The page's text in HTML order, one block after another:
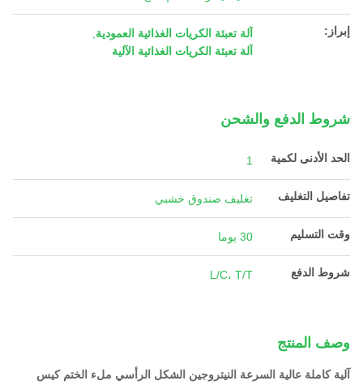
إبراز: آلة تعبئة الكريات الغذائية العمودية
آلة تعبئة الكريات الغذائية الآلية
شروط الدفع والشحن
الحد الأدنى لكمية 1
تفاصيل التغليف تغليف صندوق خشبي
وقت التسليم 30 يوما
شروط الدفع L/C، T/T
وصف المنتج
آلية كاملة عالية السرعة النيتروجين الشكل الرأسي ملء الختم كيس